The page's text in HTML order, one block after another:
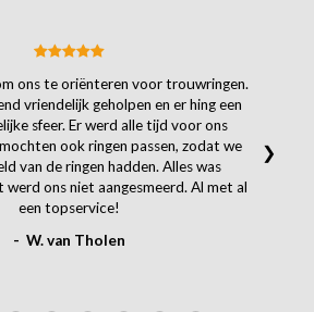
ons te oriënteren voor trouwringen.
vriendelijk geholpen en er hing een
sfeer. Er werd alle tijd voor ons
ook ringen passen, zodat we
van de ringen hadden. Alles was
werd ons niet aangesmeerd. Al met al
een topservice!
- W. van Tholen
❯